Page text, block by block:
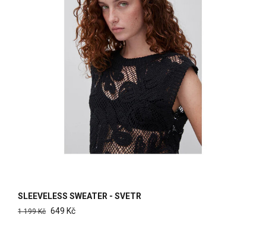
SLEEVELESS SWEATER - SVETR
1 199 Kč 649 Kč